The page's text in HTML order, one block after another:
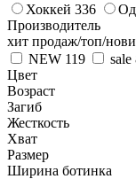
Хоккей 336
Производитель
хит продаж/топ/
NEW 119 sale
Цвет
Возраст
Загиб
Жесткость
Хват
Размер
Ширина ботинка